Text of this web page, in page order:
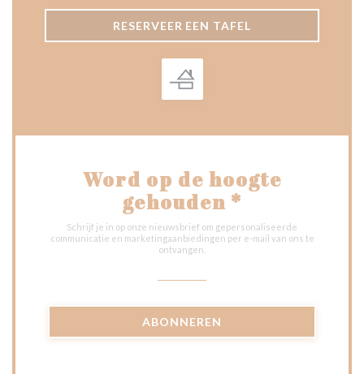
RESERVEER EEN TAFEL
Word op de hoogte
gehouden *
Schrijf je in op onze nieuwsbrief om gepersonaliseerde
communicatie en marketingaanbiedingen per e-mail van ons te
ontvangen.
ABONNEREN